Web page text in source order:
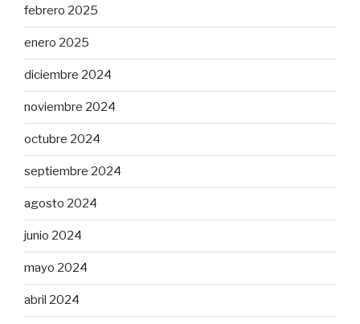
febrero 2025
enero 2025
diciembre 2024
noviembre 2024
octubre 2024
septiembre 2024
agosto 2024
junio 2024
mayo 2024
abril 2024